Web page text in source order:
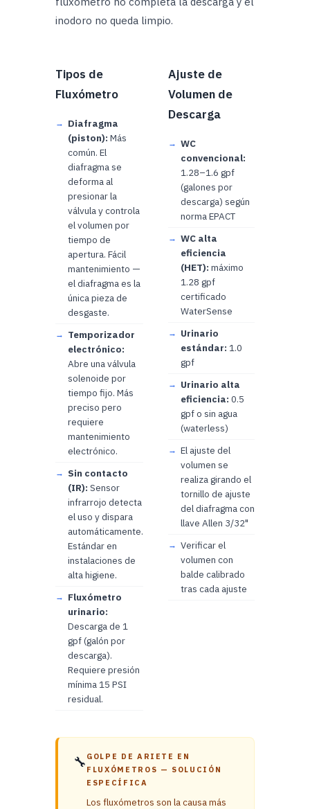
inodoro no queda limpio.
Tipos de
Fluxómetro
Diafragma
(piston): Más
común. El
diafragma se
deforma al
presionar la
válvula y controla
el volumen por
tiempo de
apertura. Fácil
mantenimiento —
el diafragma es la
única pieza de
desgaste.
Temporizador
electrónico:
Abre una válvula
solenoide por
tiempo fijo. Más
preciso pero
requiere
mantenimiento
electrónico.
Sin contacto
(IR): Sensor
infrarrojo detecta
el uso y dispara
automáticamente.
Estándar en
instalaciones de
alta higiene.
Fluxómetro
urinario:
Descarga de 1
gpf (galón por
descarga).
Requiere presión
mínima 15 PSI
residual.
Ajuste de
Volumen de
Descarga
WC
convencional:
1.28–1.6 gpf
(galones por
descarga) según
norma EPACT
WC alta
eficiencia
(HET): máximo
1.28 gpf
certificado
WaterSense
Urinario
estándar: 1.0
gpf
Urinario alta
eficiencia: 0.5
gpf o sin agua
(waterless)
El ajuste del
volumen se
realiza girando el
tornillo de ajuste
del diafragma con
llave Allen 3/32"
Verificar el
volumen con
balde calibrado
tras cada ajuste
🔧 GOLPE DE ARIETE EN
FLUXÓMETROS — SOLUCIÓN
ESPECÍFICA
Los fluxómetros son la causa más